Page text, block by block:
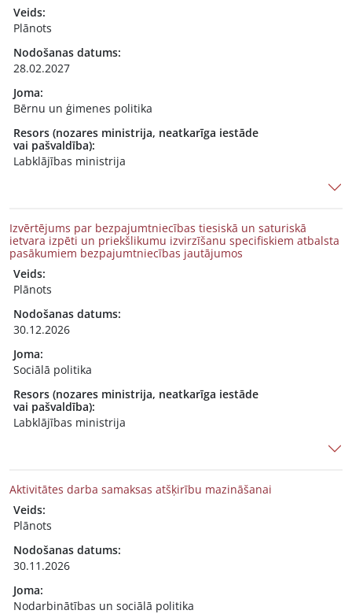
Veids:
Plānots
Nodošanas datums:
28.02.2027
Joma:
Bērnu un ģimenes politika
Resors (nozares ministrija, neatkarīga iestāde
vai pašvaldība):
Labklājības ministrija
Izvērtējums par bezpajumtniecības tiesiskā un saturiskā
ietvara izpēti un priekšlikumu izvirzīšanu specifiskiem atbalsta
pasākumiem bezpajumtniecības jautājumos
Veids:
Plānots
Nodošanas datums:
30.12.2026
Joma:
Sociālā politika
Resors (nozares ministrija, neatkarīga iestāde
vai pašvaldība):
Labklājības ministrija
Aktivitātes darba samaksas atšķirību mazināšanai
Veids:
Plānots
Nodošanas datums:
30.11.2026
Joma:
Nodarbinātības un sociālā politika